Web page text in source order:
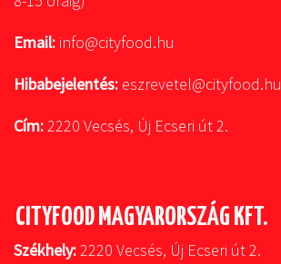
Email: info@cityfood.hu
Hibabejelentés: eszrevetel@cityfood.hu
Cím:2220 Vecsés, Új Ecseri út 2.
CITYFOOD MAGYARORSZÁG KFT.
Székhely:2220 Vecsés, Új Ecseri út 2.